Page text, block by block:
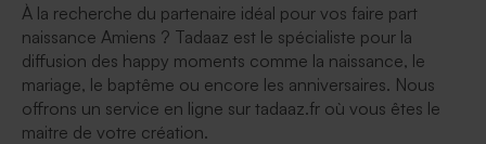
À la recherche du partenaire idéal pour vos faire part
naissance Amiens ? Tadaaz est le spécialiste pour la
diffusion des happy moments comme la naissance, le
mariage, le baptême ou encore les anniversaires. Nous
offrons un service en ligne sur tadaaz.fr où vous êtes le
maitre de votre création.